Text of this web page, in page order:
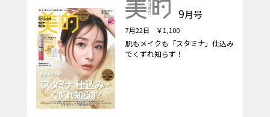
9月号
7月22日 ￥1,100
肌もメイクも「スタミナ」仕込み
でくずれ知らず！